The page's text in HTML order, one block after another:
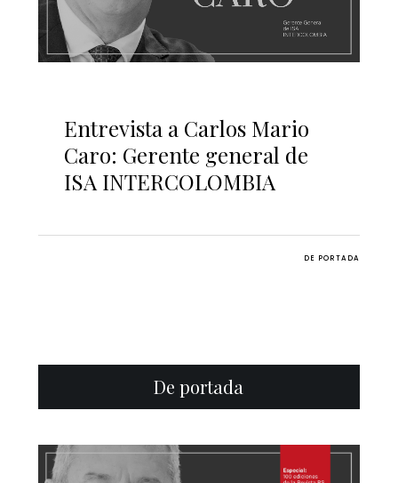
Entrevista a Carlos Mario
Caro: Gerente general de
ISA INTERCOLOMBIA
DE PORTADA
De portada